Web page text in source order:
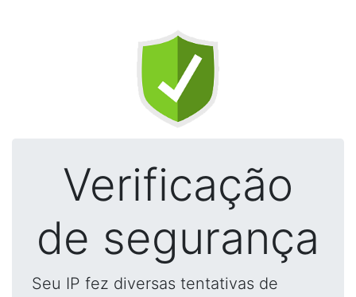
Verificação
de segurança
Seu IP fez diversas tentativas de